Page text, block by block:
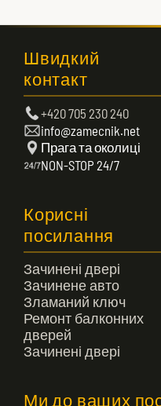
Швидкий
контакт
+420 705 230 240
info@zamecnik.net
Прага та околиці
NON-STOP 24/7
Корисні
посилання
Зачинені двері
Зачинене авто
Зламаний ключ
Ремонт балконних
дверей
Зачинені двері
Ми до ваших